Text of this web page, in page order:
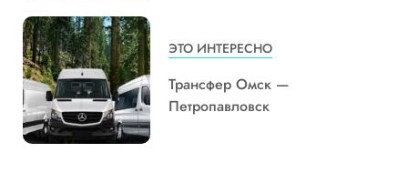
ЭТО ИНТЕРЕСНО
Трансфер Омск —
Петропавловск